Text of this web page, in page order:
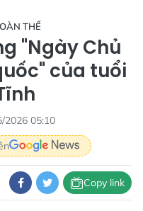
THỂ
"Ngày Chủ
của tuổi
2026 05:10
Copy link